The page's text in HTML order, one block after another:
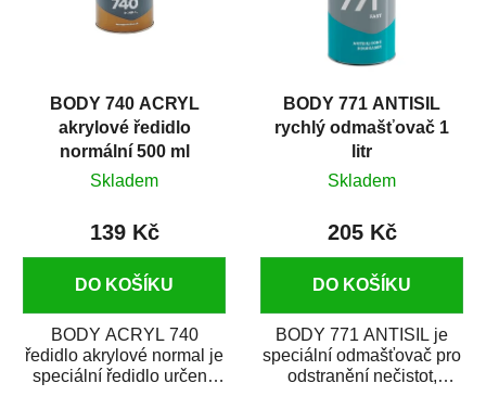
BODY 740 ACRYL
akrylové ředidlo
normální 500 ml
Skladem
139 Kč
DO KOŠÍKU
BODY ACRYL 740
ředidlo akrylové normal je
speciální ředidlo určené
BODY 771 ANTISIL
rychlý odmašťovač 1
litr
Skladem
205 Kč
DO KOŠÍKU
BODY 771 ANTISIL je
speciální odmašťovač pro
odstranění nečistot,